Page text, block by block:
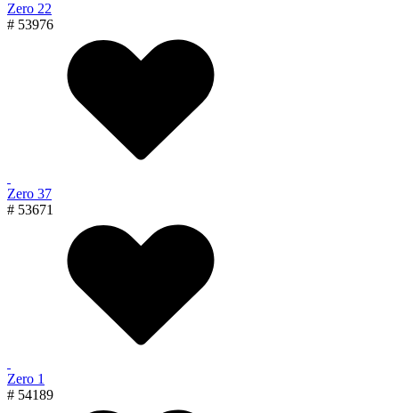
Zero 22
# 53976
Zero 37
# 53671
Zero 1
# 54189